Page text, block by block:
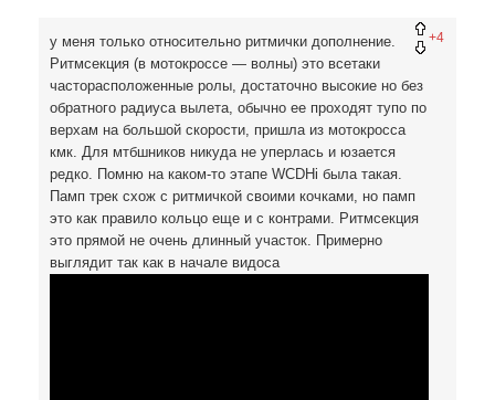
+4
у меня только относительно ритмички дополнение.
Ритмсекция (в мотокроссе — волны) это всетаки
часторасположенные ролы, достаточно высокие но без
обратного радиуса вылета, обычно ее проходят тупо по
верхам на большой скорости, пришла из мотокросса
кмк. Для мтбшников никуда не уперлась и юзается
редко. Помню на каком-то этапе WCDHi была такая.
Памп трек схож с ритмичкой своими кочками, но памп
это как правило кольцо еще и с контрами. Ритмсекция
это прямой не очень длинный участок. Примерно
выглядит так как в начале видоса